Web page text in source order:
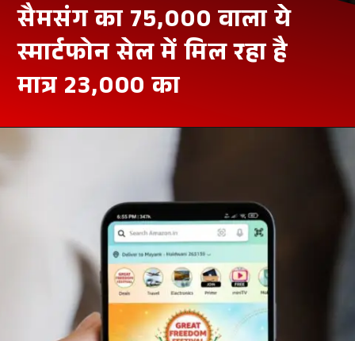
सैमसंग का75,000 वाला ये
स्मार्टफोन सेल में मिल रहा है
मात्र23,000 का